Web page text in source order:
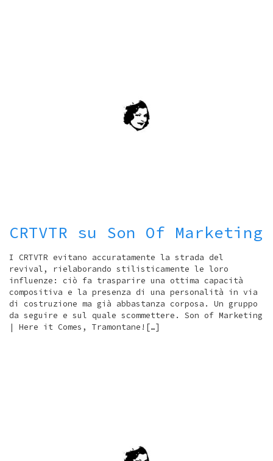
CRTVTR su Son Of Marketing
I CRTVTR evitano accuratamente la strada del
revival, rielaborando stilisticamente le loro
influenze: ciò fa trasparire una ottima capacità
compositiva e la presenza di una personalità in via
di costruzione ma già abbastanza corposa. Un gruppo
da seguire e sul quale scommettere. Son of Marketing
| Here it Comes, Tramontane![…]